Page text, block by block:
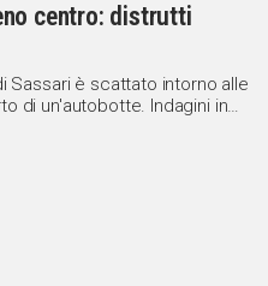
centro: distrutti
Sassari è scattato intorno alle
di un'autobotte. Indagini in